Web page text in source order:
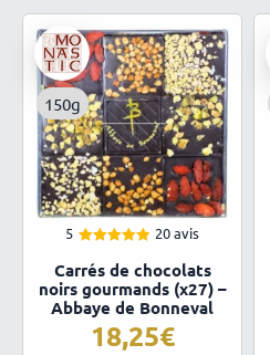
150g
5
sur 5
20 avis
Carrés de chocolats
noirs gourmands (x27) –
Abbaye de Bonneval
18,25